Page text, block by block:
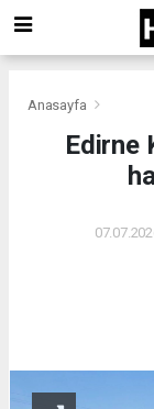
Anasayfa
Edirne